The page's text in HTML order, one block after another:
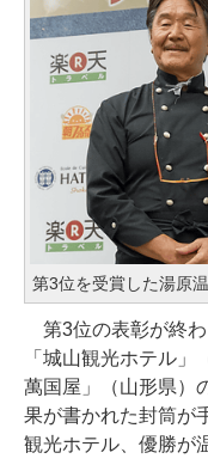
第3位を受賞した湯原
第3位の表彰が終わ
「城山観光ホテル
萬国屋」（山形県）
果が書かれた封筒が
観光ホテル、優勝が